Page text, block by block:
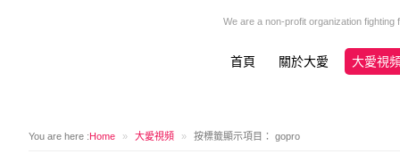
We are a non-profit organization
首頁 關於大愛 大愛視
You are here :Home » 大愛視頻 » 按標籤顯示項目： gopro